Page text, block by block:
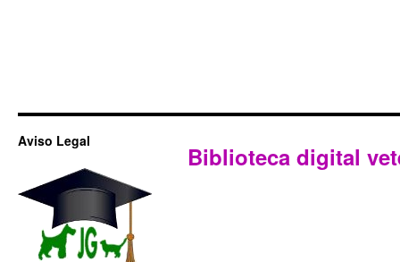
Aviso Legal
Biblioteca digital